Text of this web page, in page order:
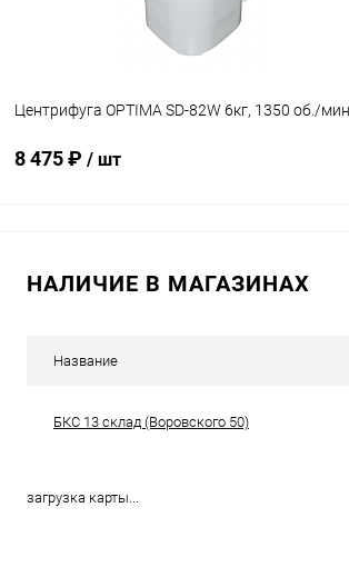
Центрифуга OPTIMA SD-82W 6кг, 1350 об./мин
8 475 ₽ / шт
НАЛИЧИЕ В МАГАЗИНАХ
Название
БКС 13 склад (Воровского 50)
загрузка карты...